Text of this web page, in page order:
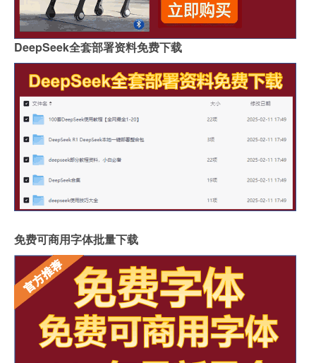
DeepSeek全套部署资料免费下载
免费可商用字体批量下载